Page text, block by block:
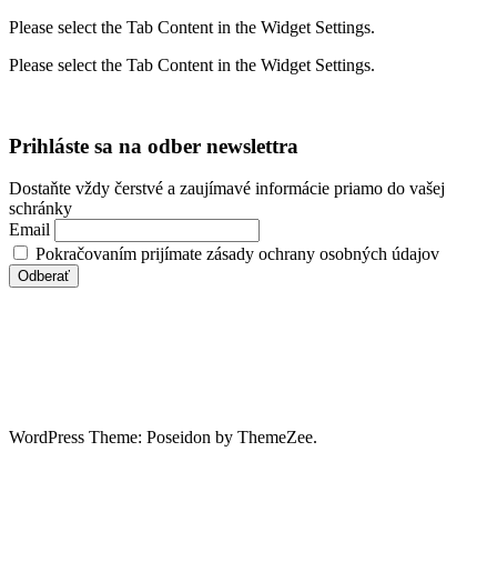
Please select the Tab Content in the Widget Settings.
Please select the Tab Content in the Widget Settings.
Prihláste sa na odber newslettra
Dostaňte vždy čerstvé a zaujímavé informácie priamo do vašej
schránky
Email
Pokračovaním prijímate zásady ochrany osobných údajov
WordPress Theme: Poseidon by ThemeZee.